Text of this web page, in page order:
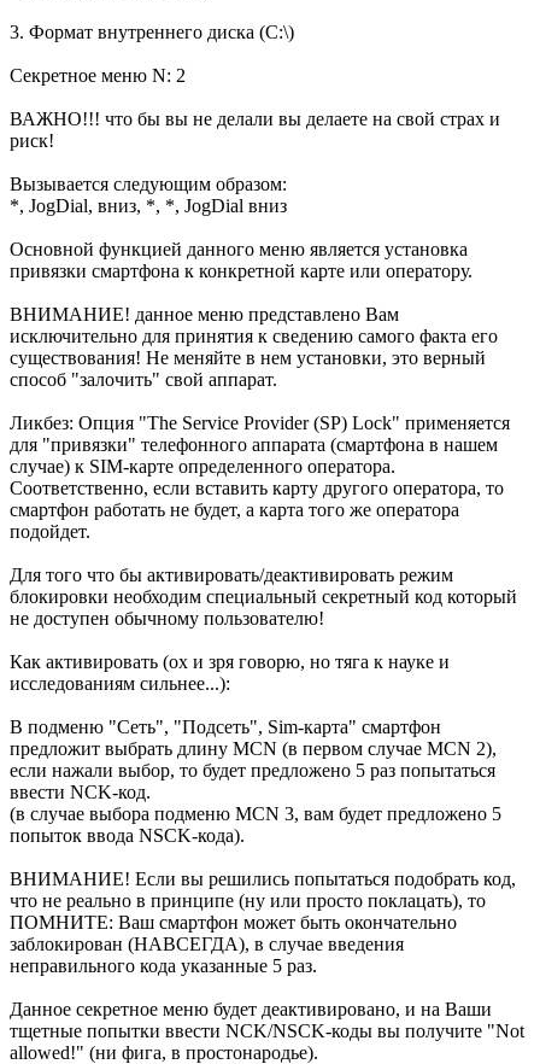
3. Формат внутреннего диска (С:\)
Секретное меню N: 2
ВАЖНО!!! что бы вы не делали вы делаете на свой страх и
риск!
Вызывается следующим образом:
*, JogDial, вниз, *, *, JogDial вниз
Основной функцией данного меню является установка
привязки смартфона к конкретной карте или оператору.
ВНИМАНИЕ! данное меню представлено Вам
исключительно для принятия к сведению самого факта его
существования! Не меняйте в нем установки, это верный
способ "залочить" свой аппарат.
Ликбез: Опция "The Service Provider (SP) Lock" применяется
для "привязки" телефонного аппарата (смартфона в нашем
случае) к SIM-карте определенного оператора.
Соответственно, если вставить карту другого оператора, то
смартфон работать не будет, а карта того же оператора
подойдет.
Для того что бы активировать/деактивировать режим
блокировки необходим специальный секретный код который
не доступен обычному пользователю!
Как активировать (ох и зря говорю, но тяга к науке и
исследованиям сильнее...):
В подменю "Сеть", "Подсеть", Sim-карта" смартфон
предложит выбрать длину MCN (в первом случае MCN 2),
если нажали выбор, то будет предложено 5 раз попытаться
ввести NCK-код.
(в случае выбора подменю MCN 3, вам будет предложено 5
попыток ввода NSCK-кода).
ВНИМАНИЕ! Если вы решились попытаться подобрать код,
что не реально в принципе (ну или просто поклацать), то
ПОМНИТЕ: Ваш смартфон может быть окончательно
заблокирован (НАВСЕГДА), в случае введения
неправильного кода указанные 5 раз.
Данное секретное меню будет деактивировано, и на Ваши
тщетные попытки ввести NCK/NSCK-коды вы получите "Not
allowed!" (ни фига, в простонародье).